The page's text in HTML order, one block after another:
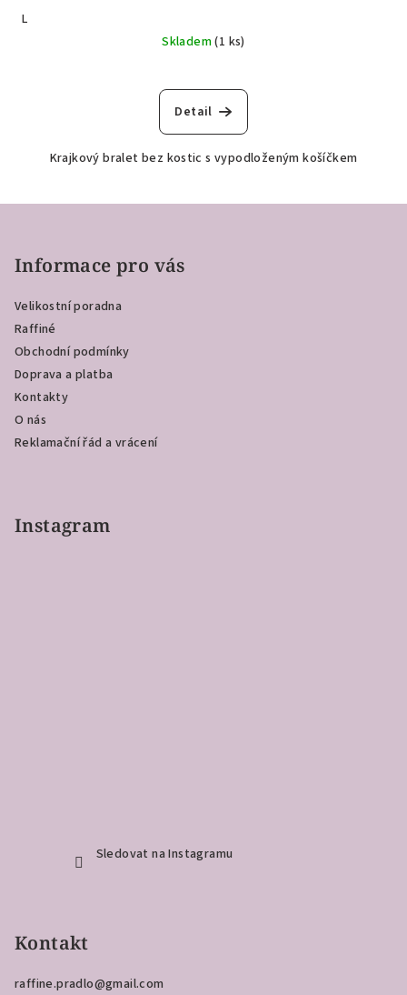
L
Skladem(1 ks)
Detail
Krajkový bralet bez kostic s vypodloženým košíčkem
Informace pro vás
Velikostní poradna
Raffiné
Obchodní podmínky
Doprava a platba
Kontakty
O nás
Reklamační řád a vrácení
Instagram
Sledovat na Instagramu
Kontakt
raffine.pradlo@gmail.com